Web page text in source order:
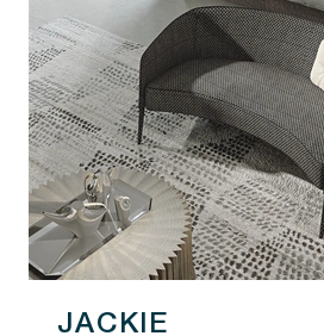
JACKIE